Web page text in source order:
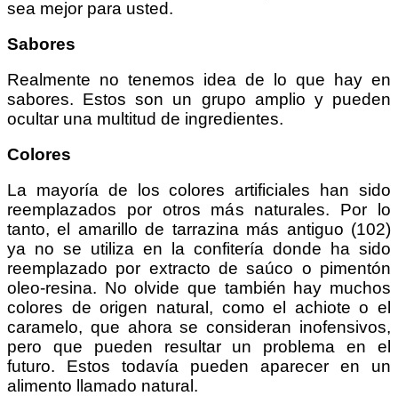
sea mejor para usted.
Sabores
Realmente no tenemos idea de lo que hay en
sabores. Estos son un grupo amplio y pueden
ocultar una multitud de ingredientes.
Colores
La mayoría de los colores artificiales han sido
reemplazados por otros más naturales. Por lo
tanto, el amarillo de tarrazina más antiguo (102)
ya no se utiliza en la confitería donde ha sido
reemplazado por extracto de saúco o pimentón
oleo-resina. No olvide que también hay muchos
colores de origen natural, como el achiote o el
caramelo, que ahora se consideran inofensivos,
pero que pueden resultar un problema en el
futuro. Estos todavía pueden aparecer en un
alimento llamado natural.